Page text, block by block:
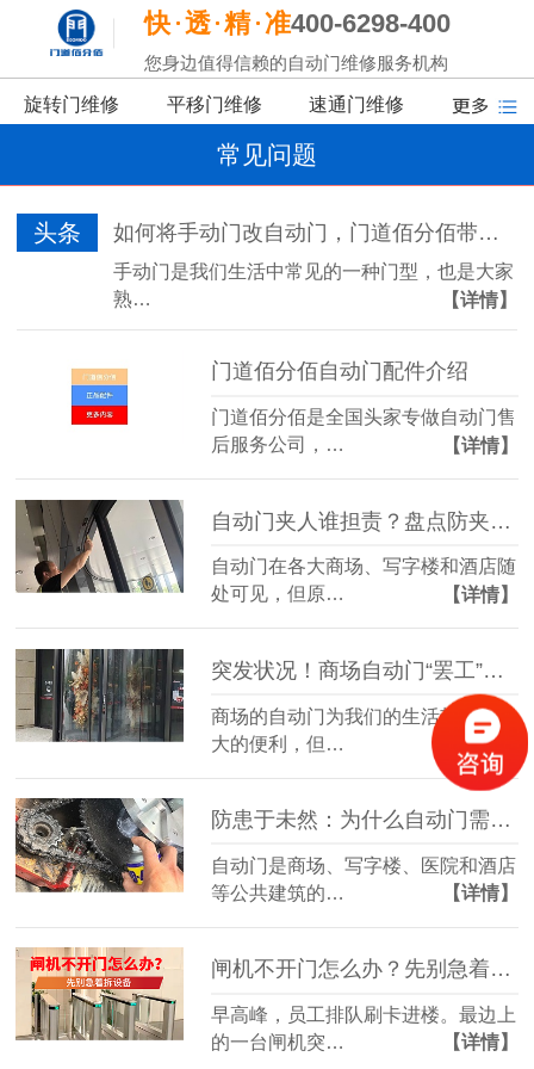
快 透 精 准400-6298-400
您身边值得信赖的自动门维修服务机构
旋转门维修 平移门维修 速通门维修
常见问题
头条 如何将手动门改自动门，门道佰分佰带你了解
手动门是我们生活中常见的一种门型，也是大家
熟…
【详情】
门道佰分佰自动门配件介绍
门道佰分佰是全国头家专做自动门售
后服务公司，…
【详情】
自动门夹人谁担责？盘点防夹传感器的三大“致命盲区”
自动门在各大商场、写字楼和酒店随
处可见，但原…
【详情】
突发状况！商场自动门“罢工”或夹人，你该怎么办？
商场的自动门为我们的生活带来了极
大的便利，但…
【详情】
防患于未然：为什么自动门需要定期“体检”？
自动门是商场、写字楼、医院和酒店
等公共建筑的…
【详情】
闸机不开门怎么办？先别急着拆设备
早高峰，员工排队刷卡进楼。最边上
的一台闸机突…
【详情】